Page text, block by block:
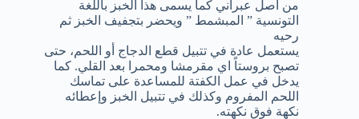
من أصل عبراني كما يسمى هذا الخبز باللغة
التونسية ” المبشمط ” ويحضر بتجفيف الخبز ثم
رحيه
يستعمل عادة في تتبيل قطع الدجاج أو اللحم، حتى
تصبح بروستاً اي مقرمشا ومحمرا بعد القلي. كما
يدخل في عمل الكفتة للمساعدة على تماسك
اللحم المفروم وكذلك في تتبيل الخبز وإعطائه
نكهة فوق نكهته.